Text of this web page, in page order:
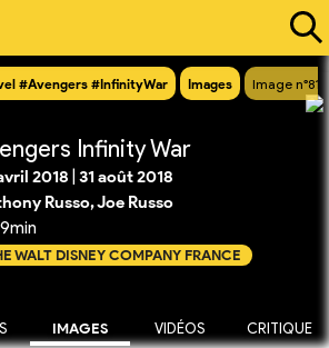
#Avengers #InfinityWar Images Image
Infinity War
2018 31 août 2018
Russo, Joe Russo
WALT DISNEY COMPANY FRANCE
IMAGES VIDÉOS CRITIQUE